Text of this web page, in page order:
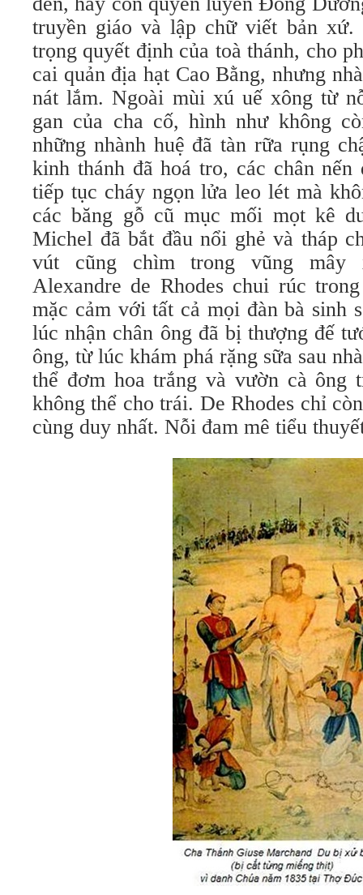
truyền giáo và lập chữ viết bản xứ.
trọng quyết định của toà thánh, cho
cai quản địa hạt Cao Bằng, nhưng
nát lắm. Ngoài mùi xú uế xông từ
gan của cha cố, hình như không
những nhành huệ đã tàn rữa rụng
kinh thánh đã hoá tro, các chân nến
tiếp tục cháy ngọn lửa leo lét mà
các băng gỗ cũ mục mối mọt kê
Michel đã bắt đầu nổi ghẻ và tháp
vút cũng chìm trong vũng mây
Alexandre de Rhodes chui rúc
mặc cảm với tất cả mọi đàn bà sinh
lúc nhận chân ông đã bị thượng đế
ông, từ lúc khám phá rặng sữa sau
thể đơm hoa trắng và vườn cà ông
không thể cho trái. De Rhodes chỉ
cùng duy nhất. Nỗi đam mê tiểu